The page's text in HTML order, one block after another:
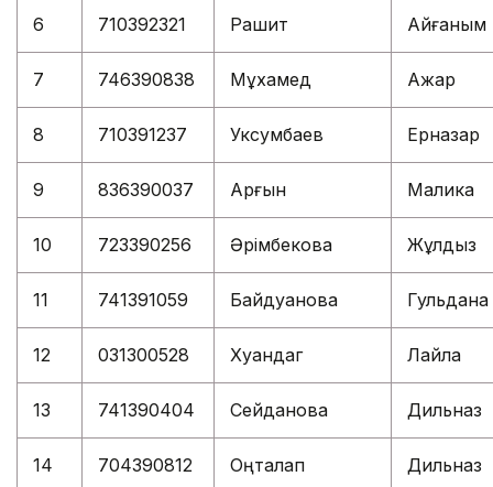
6 710392321 Рашит Айғаным
7 746390838 Мұхамед Ажар
8 710391237 Уксумбаев Ерназар
9 836390037 Арғын Малика
10 723390256 Әрімбекова Жұлдыз
11 741391059 Байдуанова Гульдана
12 031300528 Хуандаг Лайла
13 741390404 Сейданова Дильназ
14 704390812 Оңталап Дильназ